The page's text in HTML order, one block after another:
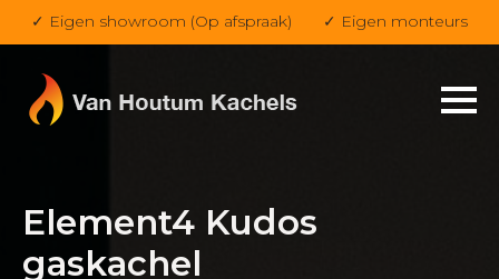
✓ Eigen showroom (Op afspraak) ✓ Eigen monteurs
Element4 Kudos
gaskachel